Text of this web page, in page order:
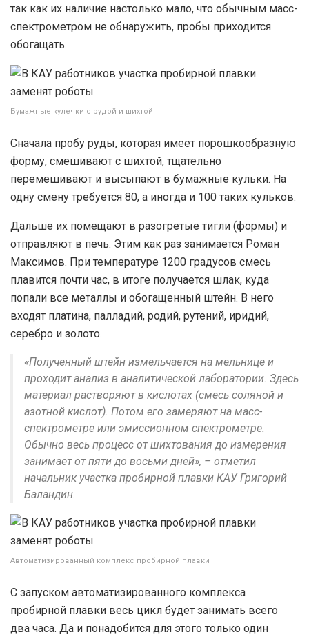
так как их наличие настолько мало, что обычным масс-
спектрометром не обнаружить, пробы приходится
обогащать.
Бумажные кулечки с рудой и шихтой
Сначала пробу руды, которая имеет порошкообразную
форму, смешивают с шихтой, тщательно
перемешивают и высыпают в бумажные кульки. На
одну смену требуется 80, а иногда и 100 таких кульков.
Дальше их помещают в разогретые тигли (формы) и
отправляют в печь. Этим как раз занимается Роман
Максимов. При температуре 1200 градусов смесь
плавится почти час, в итоге получается шлак, куда
попали все металлы и обогащенный штейн. В него
входят платина, палладий, родий, рутений, иридий,
серебро и золото.
«Полученный штейн измельчается на мельнице и
проходит анализ в аналитической лаборатории. Здесь
материал растворяют в кислотах (смесь соляной и
азотной кислот). Потом его замеряют на масс-
спектрометре или эмиссионном спектрометре.
Обычно весь процесс от шихтования до измерения
занимает от пяти до восьми дней», – отметил
начальник участка пробирной плавки КАУ Григорий
Баландин.
Автоматизированный комплекс пробирной плавки
С запуском автоматизированного комплекса
пробирной плавки весь цикл будет занимать всего
два часа. Да и понадобится для этого только один